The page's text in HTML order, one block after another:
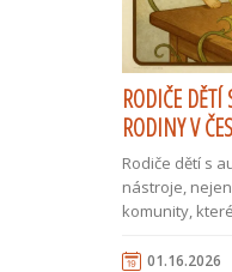
RODIČE
RODINY V
Rodiče dětí s
nástroje,
komunity,
01.16.2026